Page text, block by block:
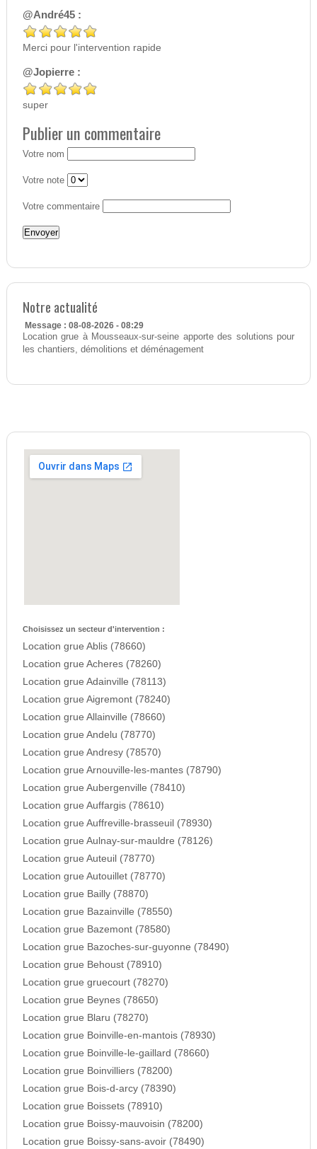
@André45 :
Merci pour l'intervention rapide
@Jopierre :
super
Publier un commentaire
Votre nom
Votre note
Votre commentaire
Notre actualité
Message : 08-08-2026 - 08:29
Location grue à Mousseaux-sur-seine apporte des solutions pour
les chantiers, démolitions et déménagement
Choisissez un secteur d'intervention :
Location grue Ablis (78660)
Location grue Acheres (78260)
Location grue Adainville (78113)
Location grue Aigremont (78240)
Location grue Allainville (78660)
Location grue Andelu (78770)
Location grue Andresy (78570)
Location grue Arnouville-les-mantes (78790)
Location grue Aubergenville (78410)
Location grue Auffargis (78610)
Location grue Auffreville-brasseuil (78930)
Location grue Aulnay-sur-mauldre (78126)
Location grue Auteuil (78770)
Location grue Autouillet (78770)
Location grue Bailly (78870)
Location grue Bazainville (78550)
Location grue Bazemont (78580)
Location grue Bazoches-sur-guyonne (78490)
Location grue Behoust (78910)
Location grue gruecourt (78270)
Location grue Beynes (78650)
Location grue Blaru (78270)
Location grue Boinville-en-mantois (78930)
Location grue Boinville-le-gaillard (78660)
Location grue Boinvilliers (78200)
Location grue Bois-d-arcy (78390)
Location grue Boissets (78910)
Location grue Boissy-mauvoisin (78200)
Location grue Boissy-sans-avoir (78490)